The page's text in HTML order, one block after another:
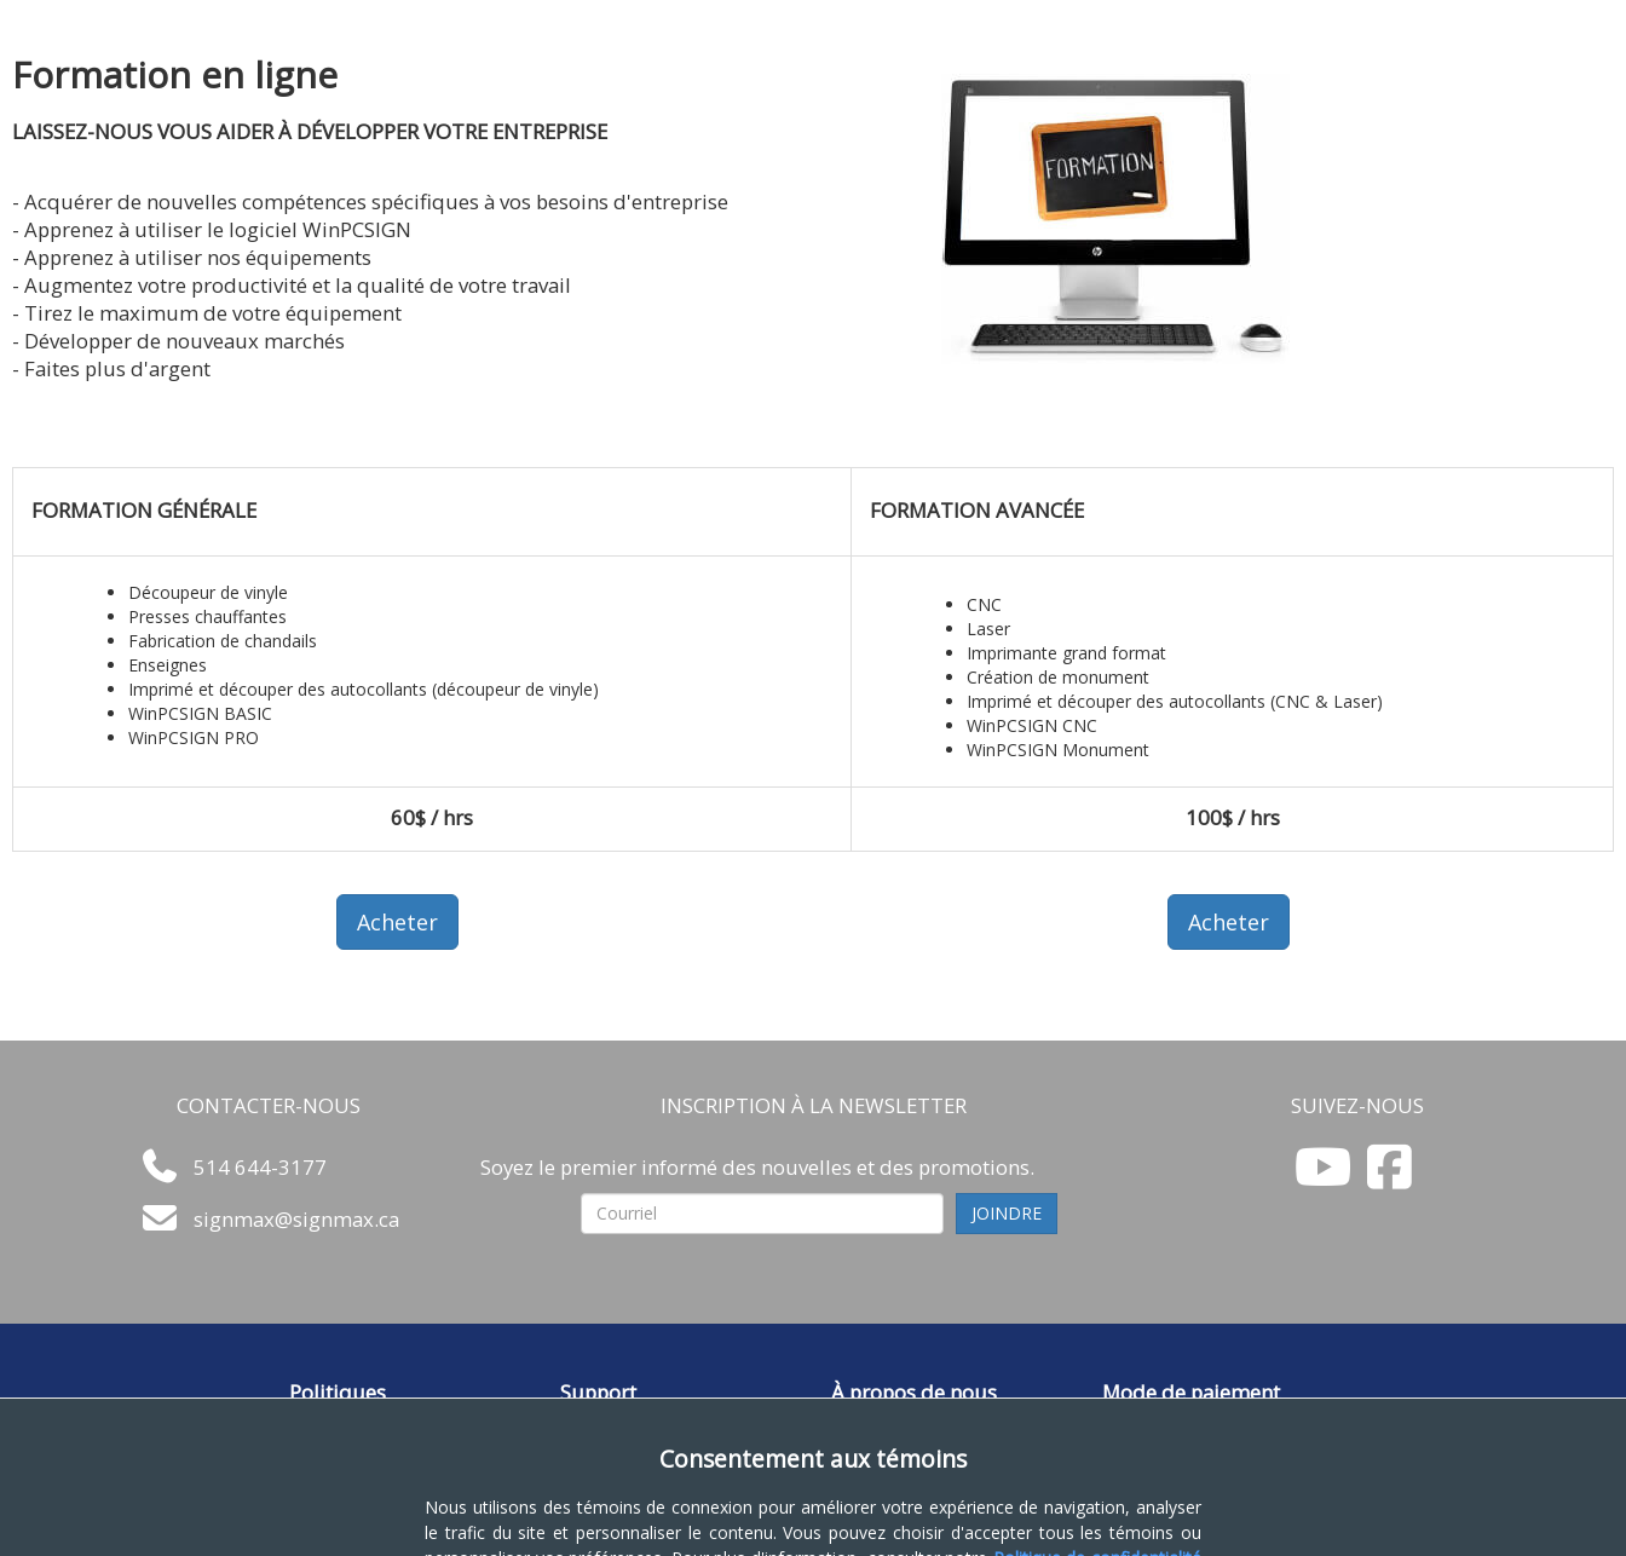
Formation en ligne
LAISSEZ-NOUS VOUS AIDER À DÉVELOPPER VOTRE ENTREPRISE
- Acquérer de nouvelles compétences spécifiques à vos besoins d'entreprise
- Apprenez à utiliser le logiciel WinPCSIGN
- Apprenez à utiliser nos équipements
- Augmentez votre productivité et la qualité de votre travail
- Tirez le maximum de votre équipement
- Développer de nouveaux marchés
- Faites plus d'argent
FORMATION GÉNÉRALE FORMATION AVANCÉE
Découpeur de vinyle
Presses chauffantes
Fabrication de chandails
Enseignes
Imprimé et découper des autocollants (découpeur de vinyle)
WinPCSIGN BASIC
WinPCSIGN PRO
CNC
Laser
Imprimante grand format
Création de monument
Imprimé et découper des autocollants (CNC & Laser)
WinPCSIGN CNC
WinPCSIGN Monument
60$ / hrs 100$ / hrs
CONTACTER-NOUS
514 644-3177
signmax@signmax.ca
INSCRIPTION À LA NEWSLETTER
Soyez le premier informé des nouvelles et des promotions.
SUIVEZ-NOUS
Politiques
Termes et conditions
Confidentialité
Support
Contacter-nous
Forum
Plan du site
À propos de nous
Montreal, Quebec,
À propos de nous
Heures d'ouvertures
Mode de paiement
Consentement aux témoins
Nous utilisons des témoins de connexion pour améliorer votre expérience de navigation, analyser
le trafic du site et personnaliser le contenu. Vous pouvez choisir d'accepter tous les témoins ou